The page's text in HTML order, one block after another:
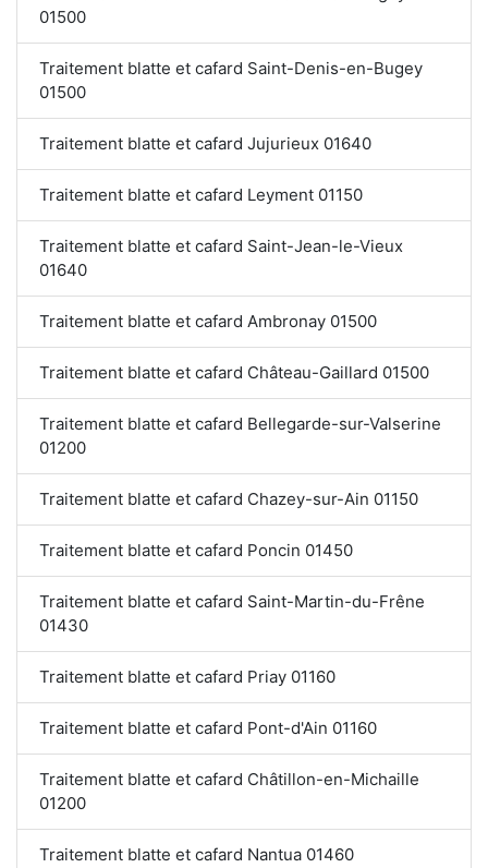
01500
Traitement blatte et cafard Saint-Denis-en-Bugey
01500
Traitement blatte et cafard Jujurieux 01640
Traitement blatte et cafard Leyment 01150
Traitement blatte et cafard Saint-Jean-le-Vieux
01640
Traitement blatte et cafard Ambronay 01500
Traitement blatte et cafard Château-Gaillard 01500
Traitement blatte et cafard Bellegarde-sur-Valserine
01200
Traitement blatte et cafard Chazey-sur-Ain 01150
Traitement blatte et cafard Poncin 01450
Traitement blatte et cafard Saint-Martin-du-Frêne
01430
Traitement blatte et cafard Priay 01160
Traitement blatte et cafard Pont-d'Ain 01160
Traitement blatte et cafard Châtillon-en-Michaille
01200
Traitement blatte et cafard Nantua 01460